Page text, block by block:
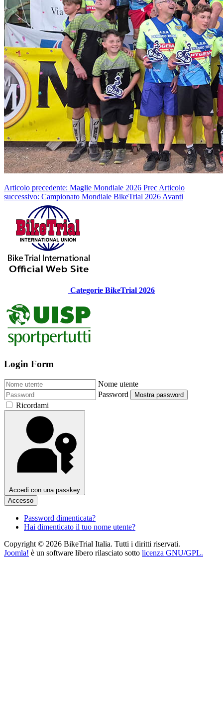
Articolo precedente: Maglie Mondiale 2026 Prec Articolo
successivo: Campionato Mondiale BikeTrial 2026 Avanti
Categorie BikeTrial 2026
Login Form
Nome utente
Password
Mostra password
Ricordami
Accedi con una passkey
Accesso
Password dimenticata?
Hai dimenticato il tuo nome utente?
Copyright © 2026 BikeTrial Italia. Tutti i diritti riservati.
Joomla! è un software libero rilasciato sotto licenza GNU/GPL.